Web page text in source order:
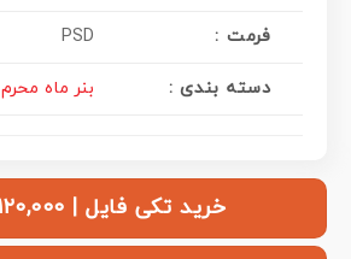
فرمت : PSD
دسته بندی : بنر ماه محرم
خرید تکی فایل | ۱۲۰,۰۰۰ تومان